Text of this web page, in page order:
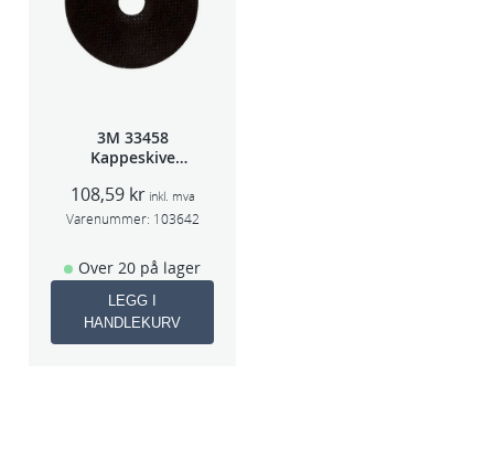
3M 33458
Kappeskive
5stk/pk pris/stk
108,59 kr inkl. mva
Varenummer: 103642
Over 20 på lager
LEGG I
HANDLEKURV